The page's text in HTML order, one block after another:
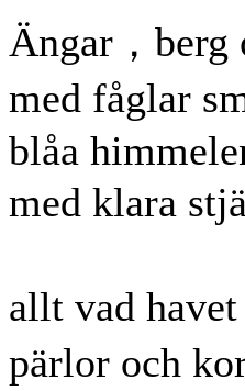
Ängar，berg
med fåglar
blåa
med klara
allt vad havet
pärlor och